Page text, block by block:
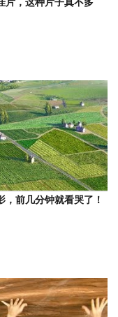
，前几分钟就看哭了！